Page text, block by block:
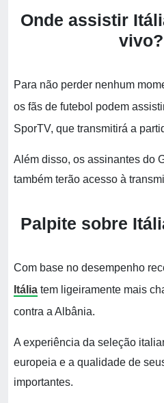
Onde assistir
vivo?
Para não perder nenhum
os fãs de futebol podem
SporTV, que transmitirá a
Além disso, os assinantes do
também terão acesso à
Palpite sobre
Com base no desempenho
Itália tem ligeiramente mais
contra a Albânia.
A experiência da seleção
europeia e a qualidade de
importantes.